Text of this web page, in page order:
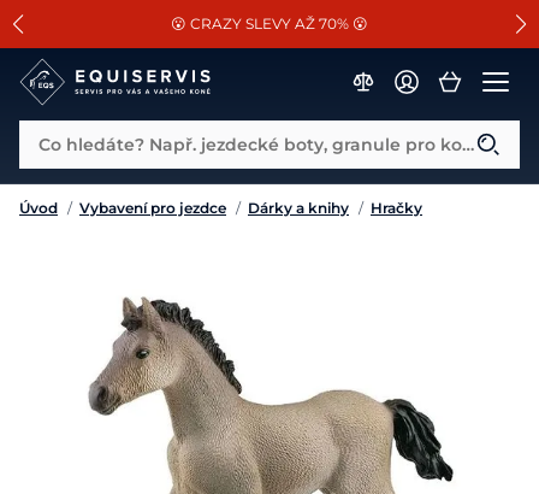
SLEVA 13% na vše od Cassini!
😮 CRAZY SLEVY AŽ 70% 😮
📐Pasování a doplňky k vybraným sedlům ZDARMA 🐴
Co hledáte? Např. jezdecké boty, granule pro koně...
Úvod / Vybavení pro jezdce / Dárky a knihy / Hračky